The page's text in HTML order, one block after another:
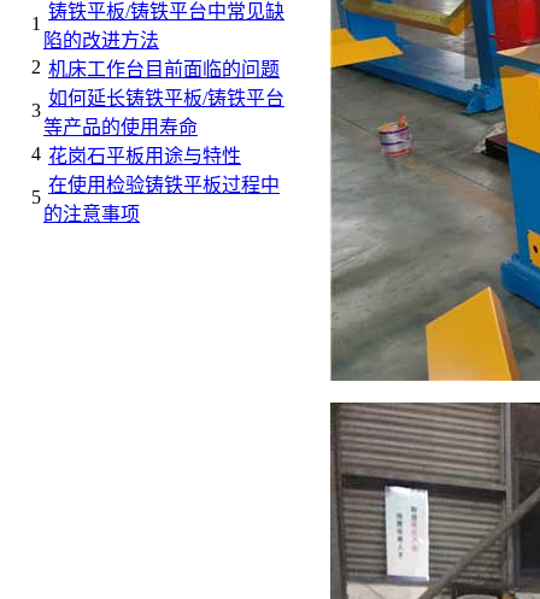
1
铸铁平板/铸铁平台中常见缺
陷的改进方法
2 机床工作台目前面临的问题
3
如何延长铸铁平板/铸铁平台
等产品的使用寿命
4 花岗石平板用途与特性
5
在使用检验铸铁平板过程中
的注意事项